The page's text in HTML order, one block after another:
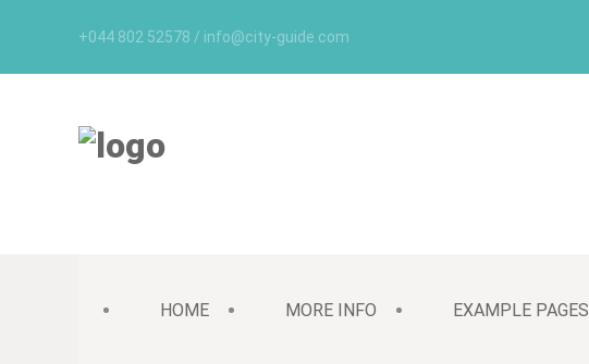
+044 802 52578 / info@city-guide.com
HOME MORE INFO EXAMPLE PAGES